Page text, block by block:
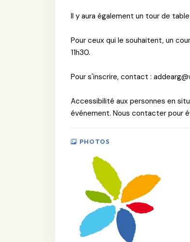
Il y aura également un tour de
Pour ceux qui le souhaitent, un
11h30.
Pour s'inscrire, contact :
Accessibilité aux personnes en
événement. Nous contacter pour
PHOTOS